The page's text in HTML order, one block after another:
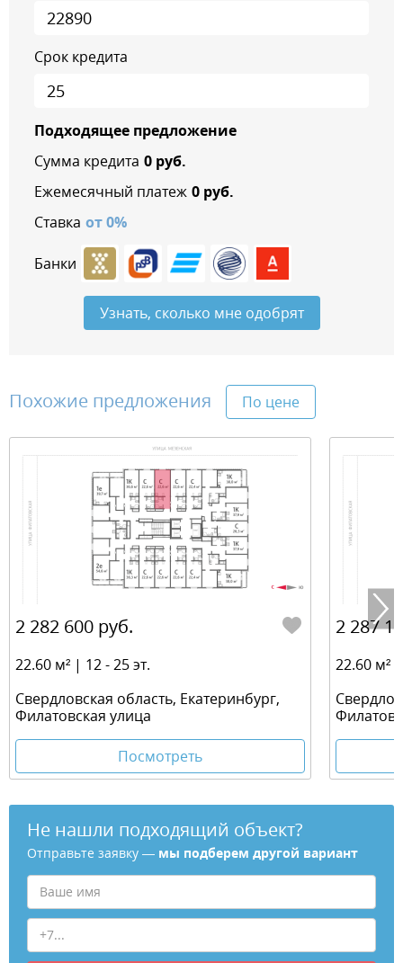
Срок кредита
Подходящее предложение
Сумма кредита 0руб.
Ежемесячный платеж 0руб.
Ставка от0%
Банки
Узнать, сколько мне одобрят
Похожие предложения По цене
2 282 600 руб.
22.60 м² | 12 - 25 эт.
Свердловская область, Екатеринбург,
Филатовская улица
Посмотреть
2 287
22.60 м²
Не нашли подходящий объект?
Отправьте заявку — мы подберем другой вариант